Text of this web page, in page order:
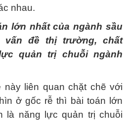
nhau.
lớn nhất của ngành sầu
vấn đề thị trường, chất
quản trị chuỗi ngành
này liên quan chặt chẽ với
ở gốc rễ thì bài toán lớn
là năng lực quản trị chuỗi